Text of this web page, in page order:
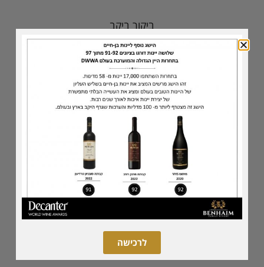
ביקור ביקב
אירוח עסקי
טעימות בסלון היינן
נקודות מכירה
כתבו עלינו
גלרית תמונות
סדרת היינות
יינות לבנים
הסדרה המסורתית
הסדרה השמורה
סדרת הדגל
סדרת מגנום
לרכישה